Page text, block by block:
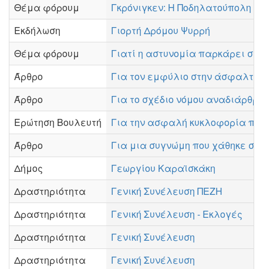
Θέμα φόρουμ
Γκρόνιγκεν: Η Ποδηλατούπολη
Εκδήλωση
Γιορτή Δρόμου Ψυρρή
Θέμα φόρουμ
Γιατί η αστυνομία παρκάρει
Άρθρο
Για τον εμφύλιο στην άσφαλτο
Άρθρο
Για το σχέδιο νόμου
Ερώτηση Βουλευτή
Για την ασφαλή κυκλοφορία
Άρθρο
Για μια συγνώμη που χάθηκε
Δήμος
Γεωργίου Καραϊσκάκη
Δραστηριότητα
Γενική Συνέλευση ΠΕΖΗ
Δραστηριότητα
Γενική Συνέλευση - Εκλογές
Δραστηριότητα
Γενική Συνέλευση
Δραστηριότητα
Γενική Συνέλευση